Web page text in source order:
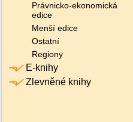
Právnicko-ekonomická
edice
Menší edice
Ostatní
Regiony
E-knihy
Zlevněné knihy